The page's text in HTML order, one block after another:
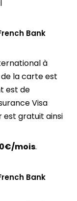
Bank
à
la carte est
est de
Visa
est gratuit ainsi
mois.
Bank